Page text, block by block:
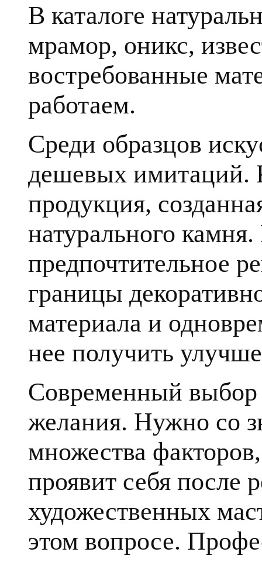
В каталоге
мрамор, оникс,
востребованные
работаем.
Среди образцов
дешевых имитаций.
продукция,
натурального
предпочтительное
границы
материала и
нее получить
Современный выбор
желания. Нужно со
множества
проявит себя после
художественных
этом вопросе.